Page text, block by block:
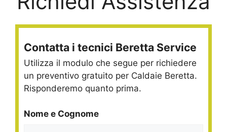
Contatta i tecnici Beretta Service
Utilizza il modulo che segue per richiedere
un preventivo gratuito per Caldaie Beretta.
Risponderemo quanto prima.
Nome e Cognome